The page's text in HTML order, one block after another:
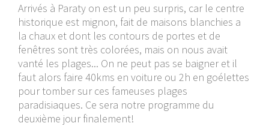
Arrivés à Paraty on est un peu surpris, car le centre
historique est mignon, fait de maisons blanchies a
la chaux et dont les contours de portes et de
fenêtres sont très colorées, mais on nous avait
vanté les plages... On ne peut pas se baigner et il
faut alors faire 40kms en voiture ou 2h en goélettes
pour tomber sur ces fameuses plages
paradisiaques. Ce sera notre programme du
deuxième jour finalement!